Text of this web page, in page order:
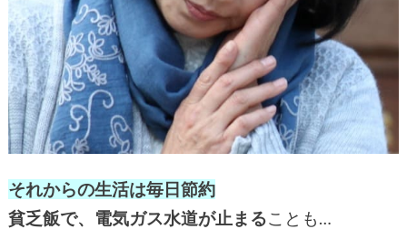
それからの生活は毎日節約
貧乏飯で、電気ガス水道が止まることも…